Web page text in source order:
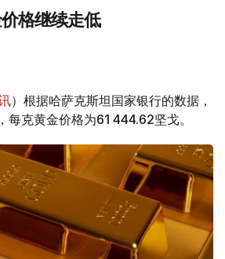
格继续走低
）根据哈萨克斯坦国家银行的数据，
克黄金价格为61 444.62坚戈。